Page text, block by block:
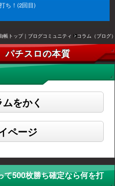
ち！(2回目)
帳トップ｜ブログコミュニティ コラム（ブログ
チスロの本質
ムをかく
ページ
て500枚勝ち確定なら何を打